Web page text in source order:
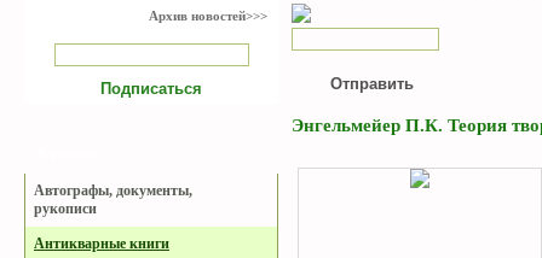
Архив новостей>>>
Автографы, документы,
рукописи
Антикварные книги
Энгельмейер П.К. Теория